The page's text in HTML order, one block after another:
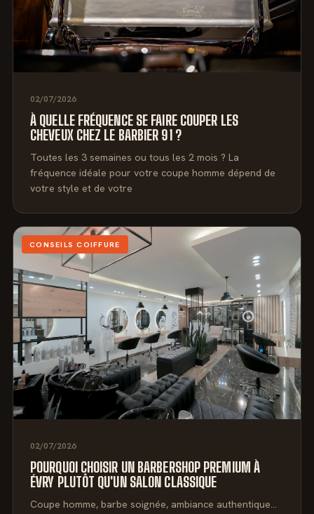
02/07/2026
À QUELLE FRÉQUENCE SE FAIRE COUPER LES
CHEVEUX CHEZ LE BARBIER 91 ?
Toutes les 3 semaines ou tous les 2 mois ? La
fréquence idéale pour votre coupe homme dépend de
votre style et de votre
CONSEILS COIFFURE
02/07/2026
POURQUOI CHOISIR UN BARBERSHOP PREMIUM À
ÉVRY PLUTÔT QU'UN SALON CLASSIQUE
Coupe homme, barbe soignée, ambiance authentique…